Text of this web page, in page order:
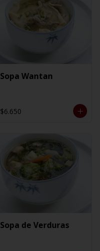
Sopa Wantan
$6.650
Sopa de Verduras